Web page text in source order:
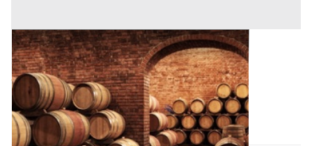
Cantina all'asta a Nuoro
Cardedu (Nuoro)
Offerta minima
338.871 € 451.828 €
Codice asta:CT127966
Asta chiusa